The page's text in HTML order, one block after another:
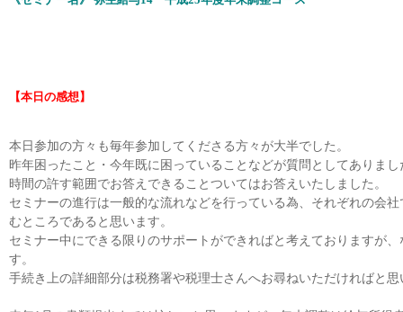
【本日の感想】
本日参加の方々も毎年参加してくださる方々が大半でした。
昨年困ったこと・今年既に困っていることなどが質問としてありまし
時間の許す範囲でお答えできることついてはお答えいたしました。
セミナーの進行は一般的な流れなどを行っている為、それぞれの会
むところであると思います。
セミナー中にできる限りのサポートができればと考えておりますが
す。
手続き上の詳細部分は税務署や税理士さんへお尋ねいただければと思